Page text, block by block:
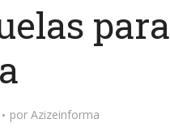
para
por Azizeinforma